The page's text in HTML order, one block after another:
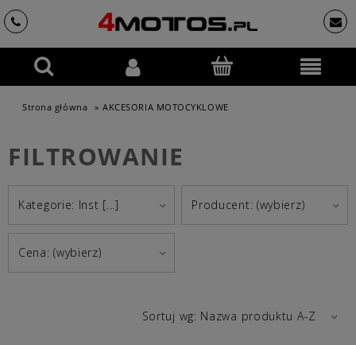
Strona główna » AKCESORIA MOTOCYKLOWE
FILTROWANIE
Kategorie: Inst [...] Producent: (wybierz)
Cena: (wybierz)
Sortuj wg: Nazwa produktu A-Z